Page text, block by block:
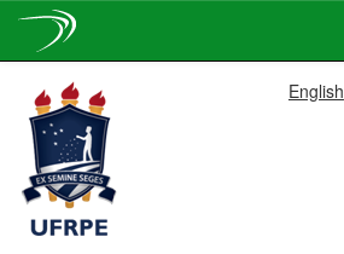
navigation
English